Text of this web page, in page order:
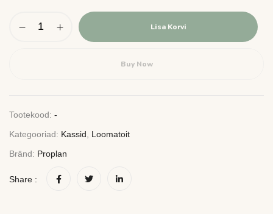
Lisa Korvi
Buy Now
Tootekood: -
Kategooriad: Kassid
Loomatoit
Bränd: Proplan
Share :